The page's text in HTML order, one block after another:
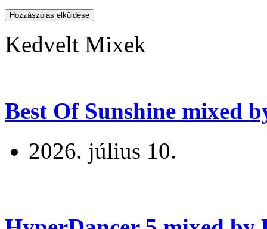
Hozzászólás elküldése
Kedvelt Mixek
Best Of Sunshine mixed
2026. július 10.